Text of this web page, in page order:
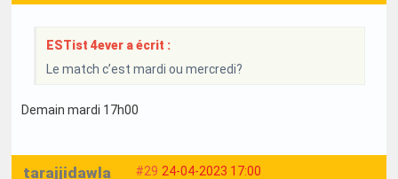
ESTist 4ever a écrit :
Le match c’est mardi ou mercredi?
Demain mardi 17h00
#29 24-04-2023 17:00
tarajjidawla